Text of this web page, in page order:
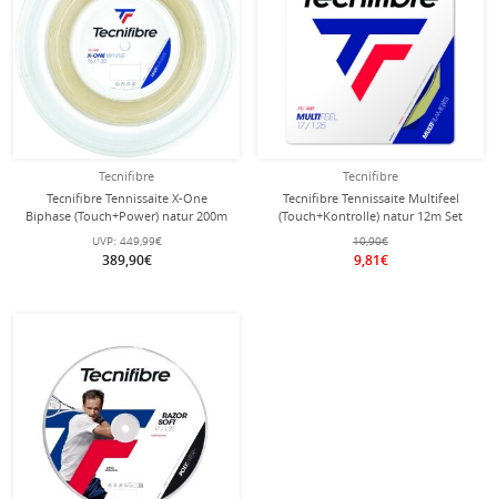
Tecnifibre
Tecnifibre Tennissaite X-One
Biphase (Touch+Power) natur 200m
Rolle
UVP: 449,99€
389,90€
Tecnifibre
Tecnifibre Tennissaite Multifeel
(Touch+Kontrolle) natur 12m Set
10,90€
9,81€